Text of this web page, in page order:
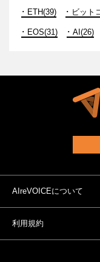
ETH(39) ビット
EOS(31) AI(26)
AIreVOICEについて
利用規約